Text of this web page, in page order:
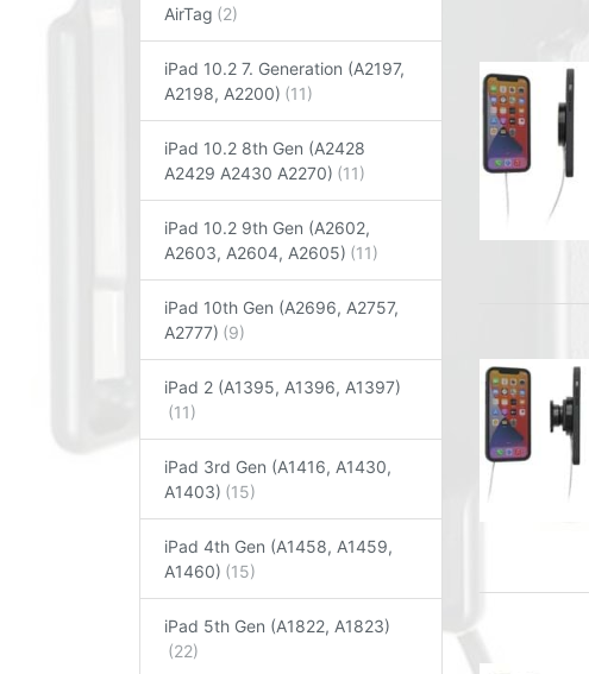
AirTag
iPad 10.2 7. Generation (A2197,
A2198, A2200)
iPad 10.2 8th Gen (A2428
A2429 A2430 A2270)
iPad 10.2 9th Gen (A2602,
A2603, A2604, A2605)
iPad 10th Gen (A2696, A2757,
A2777)
iPad 2 (A1395, A1396, A1397)
iPad 3rd Gen (A1416, A1430,
A1403)
iPad 4th Gen (A1458, A1459,
A1460)
iPad 5th Gen (A1822, A1823)